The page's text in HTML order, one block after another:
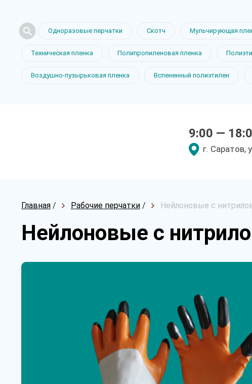
Одноразовые перчатки Скотч Мульчирующая
Техническая пленка Полипропиленовая пленка
Воздушно-пузырьковая пленка Вспененный полиэтилен
9:00 —
г. Саратов,
Главная / Рабочие перчатки / Нейлоновые с
Нейлоновые с